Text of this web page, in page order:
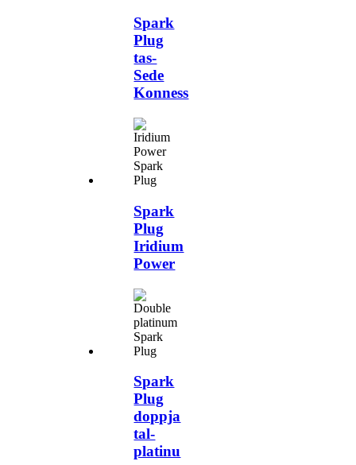
Spark
Plug
tas-
Sede
Konness
Spark
Plug
Iridium
Power
Spark
Plug
doppja
tal-
platinu